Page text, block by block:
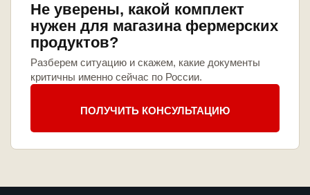
Не уверены, какой комплект
нужен для магазина фермерских
продуктов?
Разберем ситуацию и скажем, какие документы
критичны именно сейчас по России.
ПОЛУЧИТЬ КОНСУЛЬТАЦИЮ